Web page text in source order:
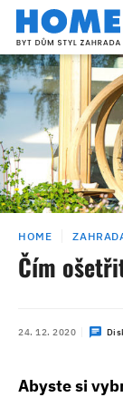
HOME
Čím
24. 12. 2020
Abyste si